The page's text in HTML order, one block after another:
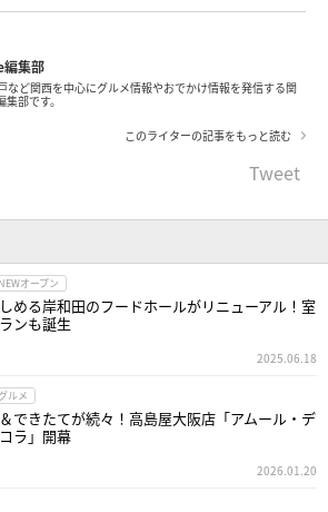
集部
など関西を中心にグルメ情報やおでかけ情報を発信する関
部です。
このライターの記事をもっと読む
Tweet
NEWオープン
める岸和田のフードホールがリニューアル！室
ンも誕生
2025.06.18
グルメ
できたてが続々！高島屋大阪店「アムール・デ
ラ」開幕
2026.01.20